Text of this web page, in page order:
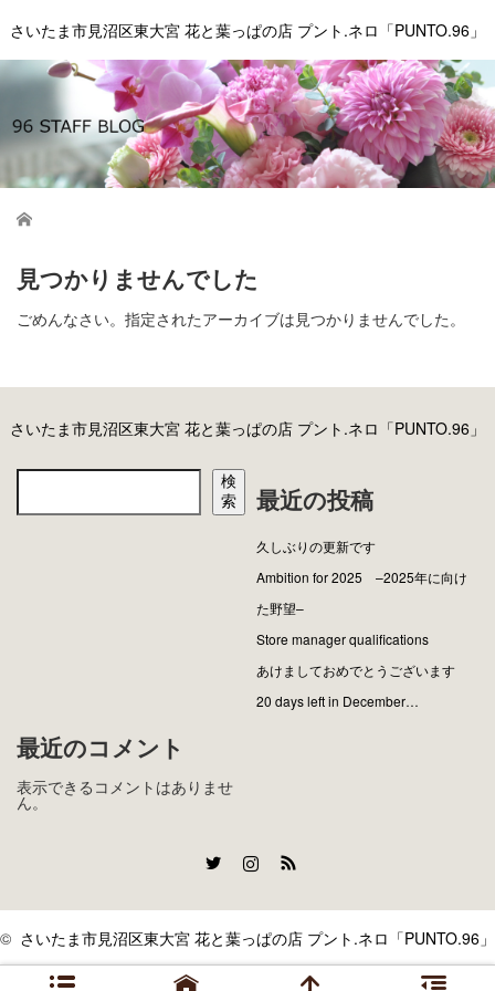
さいたま市見沼区東大宮 花と葉っぱの店 プント.ネロ「PUNTO.96」
ホーム
見つかりませんでした
ごめんなさい。指定されたアーカイブは見つかりませんでした。
さいたま市見沼区東大宮 花と葉っぱの店 プント.ネロ「PUNTO.96」
検
索
最近の投稿
久しぶりの更新です
Ambition for 2025 –2025年に向け
た野望–
Store manager qualifications
あけましておめでとうございます
20 days left in December…
最近のコメント
表示できるコメントはありませ
ん。
© さいたま市見沼区東大宮 花と葉っぱの店 プント.ネロ「PUNTO.96」